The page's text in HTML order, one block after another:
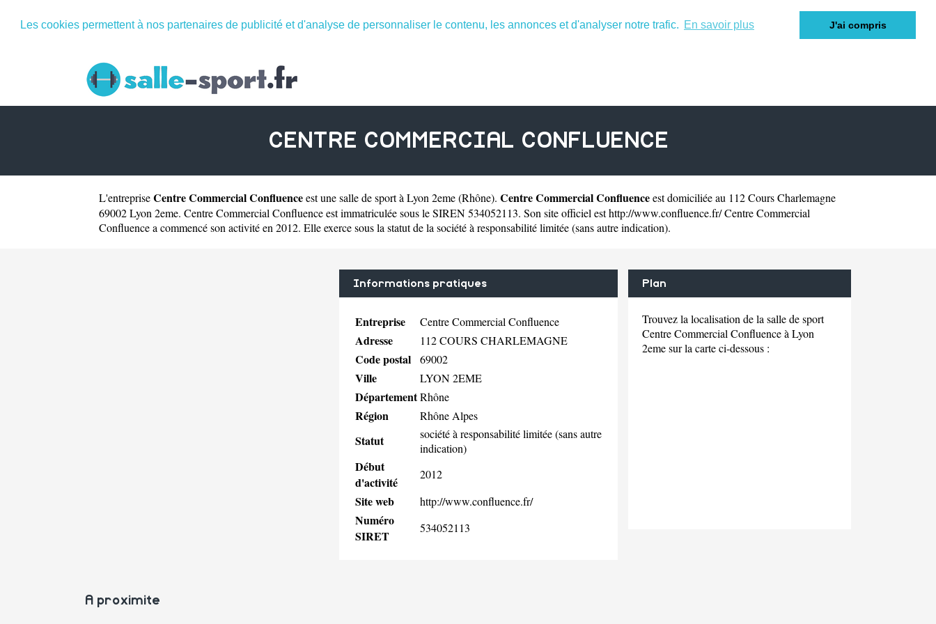
Les cookies permettent à nos partenaires de publicité et d'analyse de personnaliser le contenu, les annonces et d'analyser notre trafic. En savoir plus J'ai compris
CENTRE COMMERCIAL CONFLUENCE
L'entrepriseCentre Commercial Confluenceest unesalle de sport à Lyon 2eme(Rhône). Centre Commercial Confluenceest domiciliée au 112 Cours Charlemagne
69002 Lyon 2eme. Centre Commercial Confluence est immatriculée sous le SIREN 534052113. Son site officiel esthttp://www.confluence.fr/Centre Commercial
Confluence a commencé son activité en 2012. Elle exerce sous la statut de la société à responsabilité limitée (sans autre indication).
Informations pratiques
Entreprise Centre Commercial Confluence
Adresse 112 COURS CHARLEMAGNE
Code postal 69002
Ville LYON 2EME
DépartementRhône
Région Rhône Alpes
Statut
société à responsabilité limitée (sans autre
indication)
Début
d'activité
2012
Site web http://www.confluence.fr/
Numéro
SIRET
534052113
Plan
Trouvez la localisation de la salle de sport
Centre Commercial Confluence à Lyon
2eme sur la carte ci-dessous :
A proximite